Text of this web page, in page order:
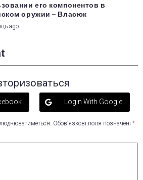
его компонентов в
оружии – Власюк
ago
Login With Google
Обов’язкові поля позначені *